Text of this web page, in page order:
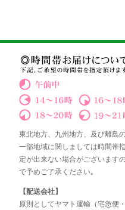
東北地方、九州地方、及び離島
一部地域に関しましては時間帯
定が出来ない場合がございます
で予めご了承ください｡
【配送会社】
原則としてヤマト運輸（宅急便